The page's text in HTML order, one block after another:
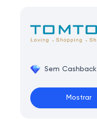
Sem Cashback
Mostrar